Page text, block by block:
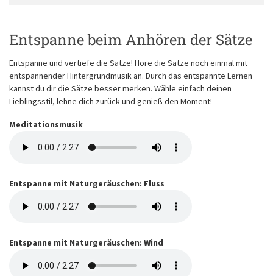
Entspanne beim Anhören der Sätze
Entspanne und vertiefe die Sätze! Höre die Sätze noch einmal mit
entspannender Hintergrundmusik an. Durch das entspannte Lernen
kannst du dir die Sätze besser merken. Wähle einfach deinen
Lieblingsstil, lehne dich zurück und genieß den Moment!
Meditationsmusik
Entspanne mit Naturgeräuschen: Fluss
Entspanne mit Naturgeräuschen: Wind